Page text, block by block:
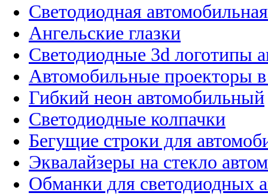
Светодиодная
Ангельские глазки
Светодиодные 3d логотипы
Автомобильные проекторы
Гибкий неон автомобильный
Светодиодные колпачки
Бегущие строки для
Эквалайзеры на стекло
Обманки для светодиодных